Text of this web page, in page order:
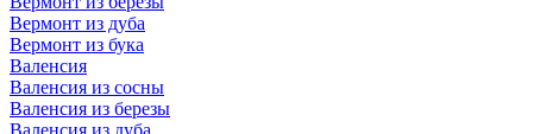
Вермонт из дуба
Вермонт из бука
Валенсия
Валенсия из сосны
Валенсия из березы
Валенсия из дуба